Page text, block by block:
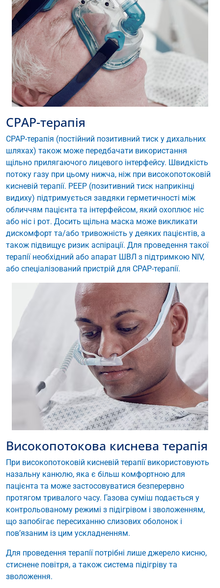
CPAP-терапія
CPAP-терапія (постійний позитивний тиск у дихальних
шляхах) також може передбачати використання
щільно прилягаючого лицевого інтерфейсу. Швидкість
потоку газу при цьому нижча, ніж при високопотоковій
кисневій терапії. PEEP (позитивний тиск наприкінці
видиху) підтримується завдяки герметичності між
обличчям пацієнта та інтерфейсом, який охоплює ніс
або ніс і рот. Досить щільна маска може викликати
дискомфорт та/або тривожність у деяких пацієнтів, а
також підвищує ризик аспірації. Для проведення такої
терапії необхідний або апарат ШВЛ з підтримкою NIV,
або спеціалізований пристрій для CPAP-терапії.
Високопотокова киснева терапія
При високопотоковій кисневій терапії використовують
назальну канюлю, яка є більш комфортною для
пацієнта та може застосовуватися безперервно
протягом тривалого часу. Газова суміш подається у
контрольованому режимі з підігрівом і зволоженням,
що запобігає пересиханню слизових оболонок і
пов’язаним із цим ускладненням.
Для проведення терапії потрібні лише джерело кисню,
стиснене повітря, а також система підігріву та
зволоження.